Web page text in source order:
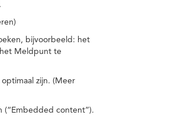
bijvoorbeeld: het
Meldpunt te
zijn. (Meer
(“Embedded content”).